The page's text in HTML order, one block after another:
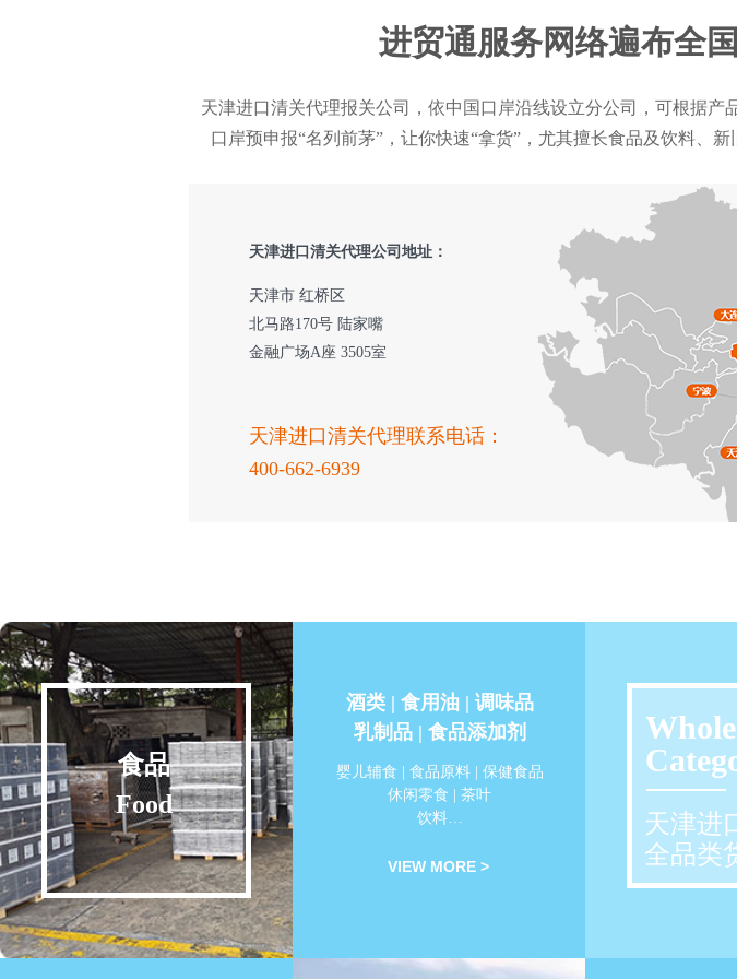
天津进口清关代理报关公司，依中国口岸沿线设立分公司，可根据
口岸预申报“名列前茅”，让你快速“拿货”，尤其擅长食品及饮料、
进贸通服务网络遍布全
天津进口清关代理公司地址：
天津市 红桥区
北马路170号 陆家嘴
金融广场A座 3505室
天津进口清关代理联系电话：
400-662-6939
食品
Food
酒类 | 食用油 | 调味品
乳制品 | 食品添加剂
婴儿辅食 | 食品原料 | 保健食品
休闲零食 | 茶叶
饮料…
VIEW MORE >
Whole
天津进
全品类